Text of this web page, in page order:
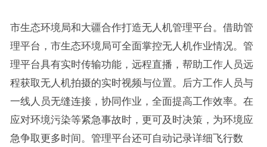
市生态环境局和大疆合作打造无人机管理平台。借助管
理平台，市生态环境局可全面掌控无人机作业情况。管
理平台具有实时传输功能，远程直播，帮助工作人员远
程获取无人机拍摄的实时视频与位置。后方工作人员与
一线人员无缝连接，协同作业，全面提高工作效率。在
应对环境污染等紧急事故时，更可及时决策，为环境应
急争取更多时间。管理平台还可自动记录详细飞行数